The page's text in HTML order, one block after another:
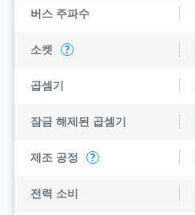
버스 주파수
소켓 ?
곱셈기
잠금 해제된 곱셈기
제조 공정 ?
전력 소비